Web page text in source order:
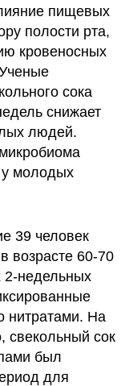
пищевых
полости рта,
кровеносных
сока
снижает
людей.
у молодых
39 человек
возрасте 60-70
недельных
нитратами. На
свекольный сок
был
для